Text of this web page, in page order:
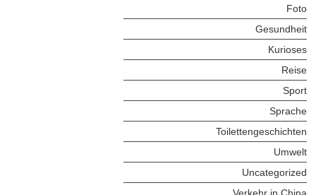
Foto
Gesundheit
Kurioses
Reise
Sport
Sprache
Toilettengeschichten
Umwelt
Uncategorized
Verkehr in China